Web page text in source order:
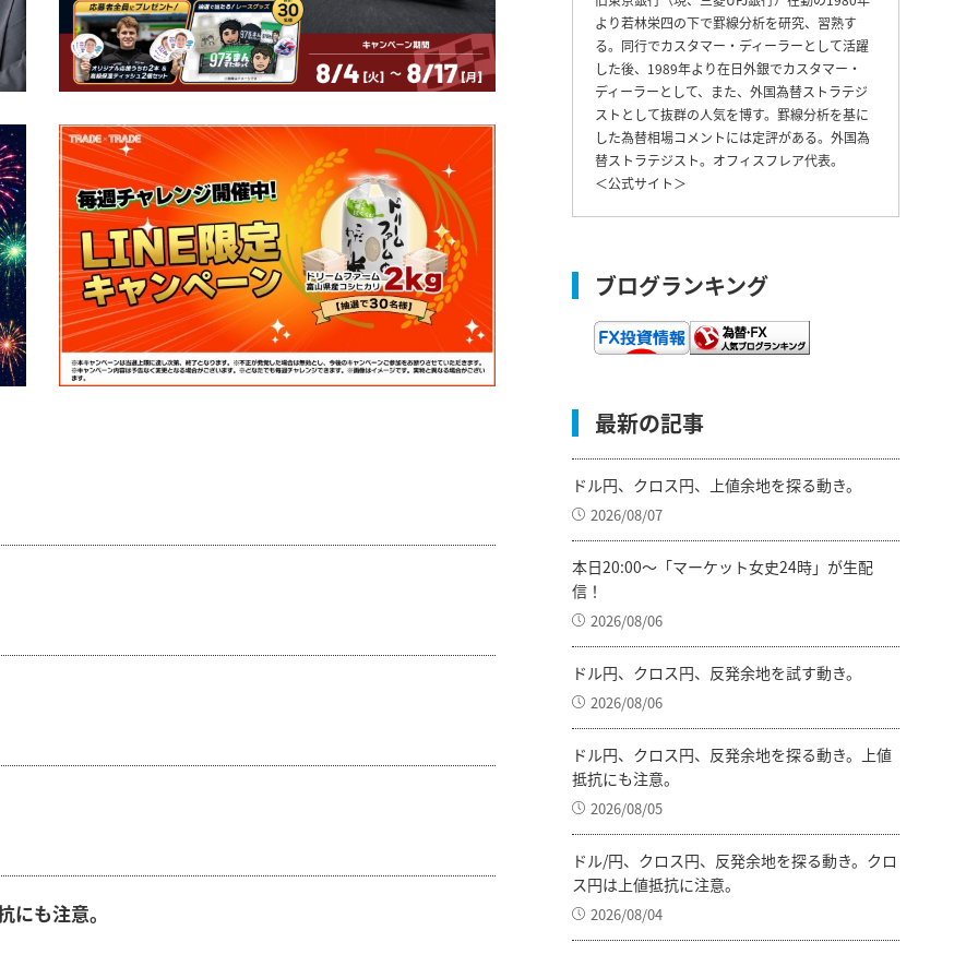
も注意。
より若林栄四の下で罫線分析を研究、習熟す
る。同行でカスタマー・ディーラーとして活躍
した後、1989年より在日外銀でカスタマー・
ディーラーとして、また、外国為替ストラテジ
ストとして抜群の人気を博す。罫線分析を基に
した為替相場コメントには定評がある。外国為
替ストラテジスト。オフィスフレア代表。
＜公式サイト＞
ブログランキング
最新の記事
ドル円、クロス円、上値余地を探る動き。
2026/08/07
本日20:00～「マーケット女史24時」が生配
信！
2026/08/06
ドル円、クロス円、反発余地を試す動き。
2026/08/06
ドル円、クロス円、反発余地を探る動き。上値
抵抗にも注意。
2026/08/05
ドル/円、クロス円、反発余地を探る動き。クロ
ス円は上値抵抗に注意。
2026/08/04